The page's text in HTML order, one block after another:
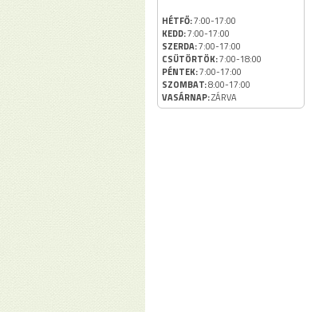
HÉTFŐ:7:00-17:00
KEDD:7:00-17:00
SZERDA:7:00-17:00
CSÜTÖRTÖK:7:00-18:00
PÉNTEK:7:00-17:00
SZOMBAT:8:00-17:00
VASÁRNAP:ZÁRVA